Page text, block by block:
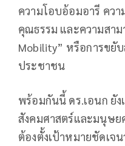
ความโอบอ้อมอารี คว
คุณธรรม และความสาม
Mobility” หรือการขยั
ประชาชน
พร้อมกันนี้ ดร.เอนก ยั
สังคมศาสตร์และมนุษย
ต้องตั้งเป้าหมายชัดเจ